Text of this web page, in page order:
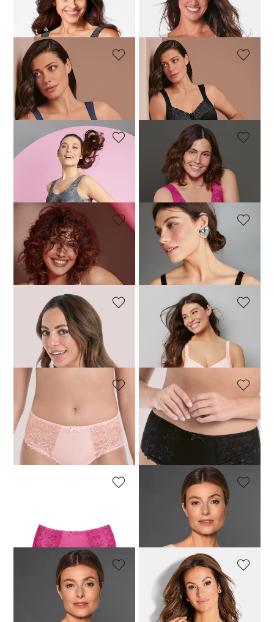
Entlastungs-BH mit Spitze
55,96 €69,95 €
Komfort-BH mit Blütenoptik
51,96 €64,95 €
ANITA
Komfort-BH mit Blütenoptik
51,96 €
64,95 €
ANITA
Komfort-BH mit Blütenoptik
51,96 €64,95 €
Bustier aus floraler Spitze
59,95 €
+3 Farbe
Bustier aus floraler Spitze
59,95 €
+3 Farbe
ANITA
BH ohne Bügel mit floraler Spitze
51,96 €64,95 €
BH ohne Bügel mit floraler Spitze
64,95 €
ROSA FAIA
BH ohne Bügel mit Spacercups
84,95 €
ROSA FAIA
BH ohne Bügel mit Spacercups
67,96 €84,95 €
ROSA FAIA
Taillenslip mit elastischer Spitze
31,96 € 39,95 €
ROSA FAIA
Taillenslip mit elastischer Spitze
31,96 €
39,95 €
30-Tage-Bestpreis**: 39,95 € (-20%)
19,96 €24,95 €
+1 Farbe
Stützender BH ohne Bügel mit Mesh
69,95 €
Stützender BH ohne Bügel mit Mesh
69,95 €
NATURANA
Bügel-BH mit vorgeformten Cups
35,96 €44,95 €